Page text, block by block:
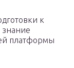
к
знание
платформы